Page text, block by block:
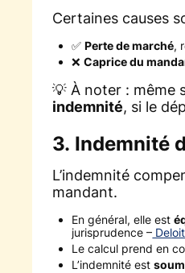
Certaines causes
✅Perte de marché,
❌Caprice du
💡 À noter : même
indemnité, si le
3. Indemnité
L’indemnité
mandant.
En général, elle est
jurisprudence –
Le calcul prend en
L’indemnité est